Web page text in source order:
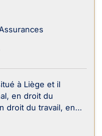
à Liège et il
en droit du
droit du travail, en
et public, en